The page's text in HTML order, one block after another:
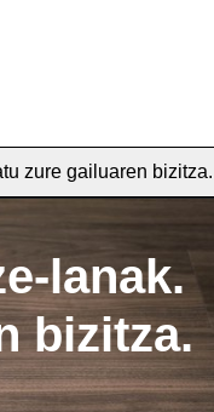
zure gailuaren bizitza.
lanak.
bizitza.